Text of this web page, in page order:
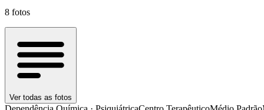
8 fotos
Ver todas as fotos